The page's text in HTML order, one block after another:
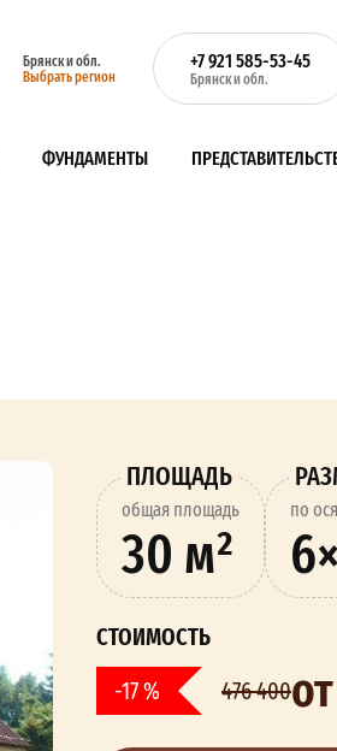
Брянск и обл.
Выбрать регион
+7 921 585-53-45
Брянск и обл.
ФУНДАМЕНТЫ
ПЛОЩАДЬ
oбщая площадь
30 м² по
СТОИМОСТЬ
-17 % 476 400